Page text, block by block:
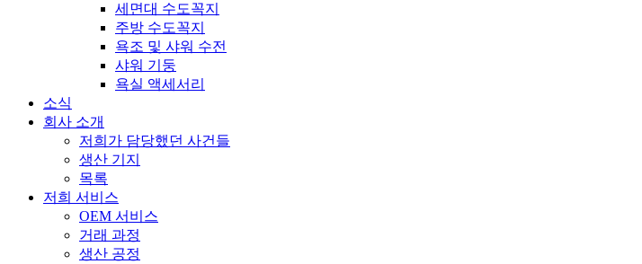
세면대 수도꼭지
주방 수도꼭지
욕조 및 샤워 수전
샤워 기둥
욕실 액세서리
소식
회사 소개
저희가 담당했던 사건들
생산 기지
목록
저희 서비스
OEM 서비스
거래 과정
생산 공정